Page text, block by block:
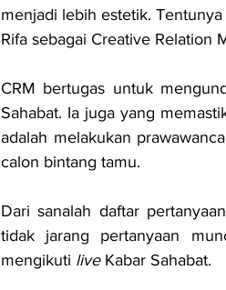
menjadi lebih estetik.
Rifa sebagai Creative Relation
CRM bertugas untuk
Sahabat. Ia juga yang
adalah melakukan
calon bintang tamu.
Dari sanalah daftar
tidak jarang pertanyaan
mengikuti live Kabar Sahabat.